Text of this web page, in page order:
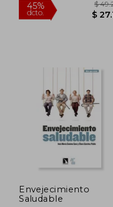
45%
dcto.
Envejecimiento
Saludable